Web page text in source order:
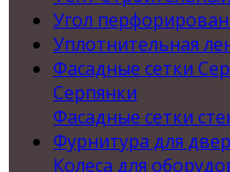
Угол
Уплотнительная
Фасадные сетки
Серпянки
Фасадные сетки
Фурнитура для
Колеса для